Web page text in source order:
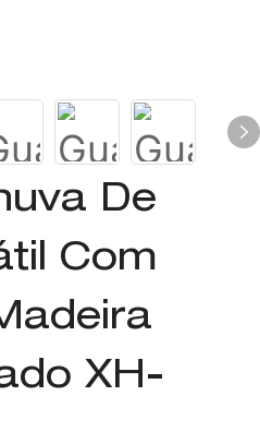
De
Com
XH-